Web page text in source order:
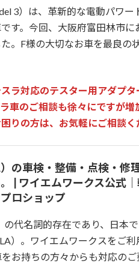
3）は、革新的な電動パワ
す。今回、大阪府富田林市
。F様の大切なお車を最良の
ラ対応のテスター用アダプ
車のご相談も徐々にですが
りの方は、お気軽にご相談く
の車検・整備・点検・修
| ワイエムワークス公式｜
ロショップ
の代名詞的存在であり、日本で
）。ワイエムワークスをご利
お持ちの方々からも対応のご